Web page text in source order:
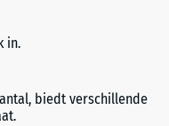
in.
biedt verschillende